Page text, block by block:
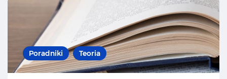
Poradniki Teoria